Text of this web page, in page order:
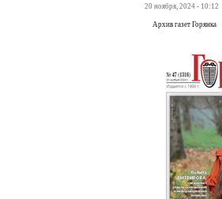
20 ноября, 2024 - 10:12
Архив газет Горянка